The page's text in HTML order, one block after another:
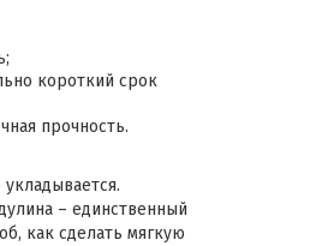
короткий срок
прочность.
– единственный
как сделать мягкую